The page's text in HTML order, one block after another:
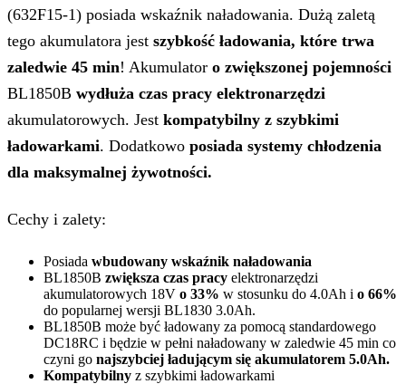
(632F15-1) posiada wskaźnik naładowania. Dużą zaletą
tego akumulatora jest szybkość ładowania, które trwa
zaledwie 45 min! Akumulator o zwiększonej pojemności
BL1850B wydłuża czas pracy elektronarzędzi
akumulatorowych. Jest kompatybilny z szybkimi
ładowarkami. Dodatkowo posiada systemy chłodzenia
dla maksymalnej żywotności.
Cechy i zalety:
Posiada wbudowany wskaźnik naładowania
BL1850B zwiększa czas pracy elektronarzędzi
akumulatorowych 18V o 33% w stosunku do 4.0Ah i o 66%
do popularnej wersji BL1830 3.0Ah.
BL1850B może być ładowany za pomocą standardowego
DC18RC i będzie w pełni naładowany w zaledwie 45 min co
czyni go najszybciej ładującym się akumulatorem 5.0Ah.
Kompatybilny z szybkimi ładowarkami